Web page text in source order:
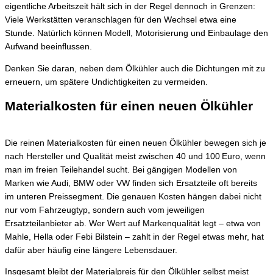
eigentliche Arbeitszeit hält sich in der Regel dennoch in Grenzen:
Viele Werkstätten veranschlagen für den Wechsel etwa eine
Stunde. Natürlich können Modell, Motorisierung und Einbaulage den
Aufwand beeinflussen.
Denken Sie daran, neben dem Ölkühler auch die Dichtungen mit zu
erneuern, um spätere Undichtigkeiten zu vermeiden.
Materialkosten für einen neuen Ölkühler
Die reinen Materialkosten für einen neuen Ölkühler bewegen sich je
nach Hersteller und Qualität meist zwischen 40 und 100 Euro, wenn
man im freien Teilehandel sucht. Bei gängigen Modellen von
Marken wie Audi, BMW oder VW finden sich Ersatzteile oft bereits
im unteren Preissegment. Die genauen Kosten hängen dabei nicht
nur vom Fahrzeugtyp, sondern auch vom jeweiligen
Ersatzteilanbieter ab. Wer Wert auf Markenqualität legt – etwa von
Mahle, Hella oder Febi Bilstein – zahlt in der Regel etwas mehr, hat
dafür aber häufig eine längere Lebensdauer.
Insgesamt bleibt der Materialpreis für den Ölkühler selbst meist